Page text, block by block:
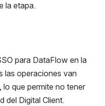
la etapa.
las operaciones van
lo que permite no tener
del Digital Client.